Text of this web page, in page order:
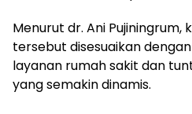
Menurut dr. Ani
tersebut disesuaikan
layanan rumah sakit dan
yang semakin dinamis.